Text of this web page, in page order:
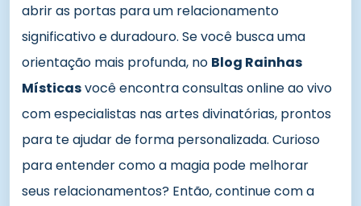
abrir as portas para um relacionamento
significativo e duradouro. Se você busca uma
orientação mais profunda, no Blog Rainhas
Místicasvocê encontra consultas online ao vivo
com especialistas nas artes divinatórias, prontos
para te ajudar de forma personalizada. Curioso
para entender como a magia pode melhorar
seus relacionamentos? Então, continue com a